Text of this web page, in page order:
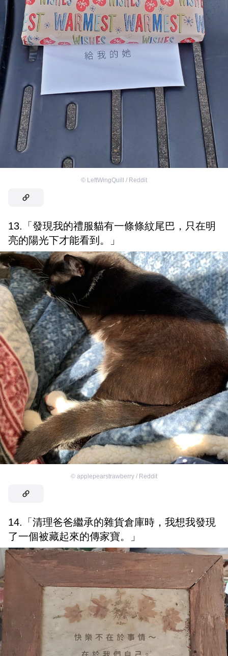
© LeftWingQuill / Reddit
13.「發現我的禮服貓有一條條紋尾巴，只在明
亮的陽光下才能看到。」
© applepearstrawberry / Reddit
14.「清理爸爸繼承的雜貨倉庫時，我想我發現
了一個被藏起來的傳家寶。」